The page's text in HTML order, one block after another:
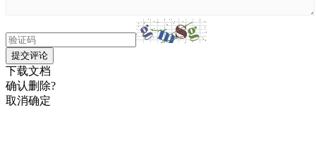
提交评论
下载文档
确认删除?
取消确定